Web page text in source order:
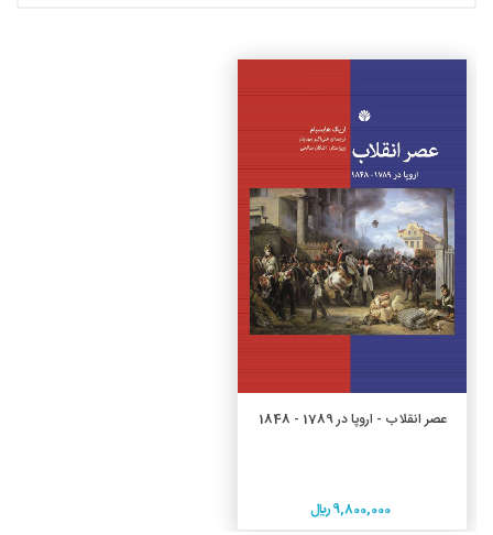
افزودن به سبد خرید
عصر انقلاب - اروپا در 1789 - 1848
9,800,000 ريال